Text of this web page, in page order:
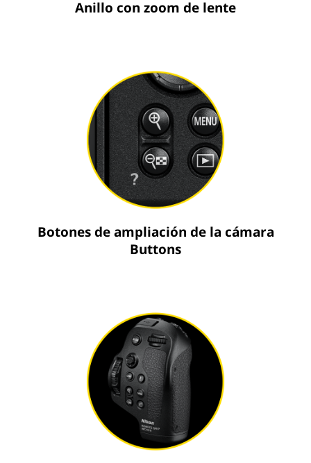
Anillo con zoom de lente
Botones de ampliación de la cámara
Buttons